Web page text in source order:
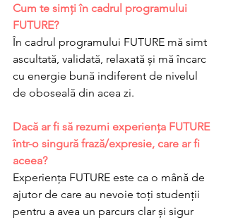
Cum te simți în cadrul programului
FUTURE?
În cadrul programului FUTURE mă simt
ascultată, validată, relaxată și mă încarc
cu energie bună indiferent de nivelul
de oboseală din acea zi.
Dacă ar fi să rezumi experiența FUTURE
într-o singură frază/expresie, care ar fi
aceea?
Experiența FUTURE este ca o mână de
ajutor de care au nevoie toți studenții
pentru a avea un parcurs clar și sigur